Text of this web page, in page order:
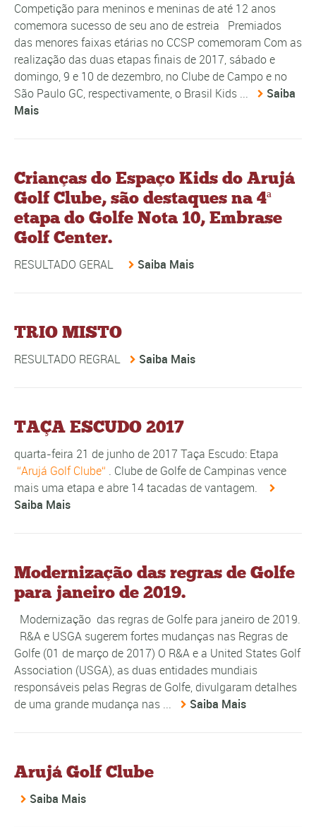
Competição para meninos e meninas de até 12 anos
comemora sucesso de seu ano de estreia Premiados
das menores faixas etárias no CCSP comemoram Com as
realização das duas etapas finais de 2017, sábado e
domingo, 9 e 10 de dezembro, no Clube de Campo e no
São Paulo GC, respectivamente, o Brasil Kids ...
Saiba
Mais
Crianças do Espaço Kids do Arujá
Golf Clube, são destaques na 4ª
etapa do Golfe Nota 10, Embrase
Golf Center.
RESULTADO GERAL Saiba Mais
TRIO MISTO
RESULTADO REGRAL Saiba Mais
TAÇA ESCUDO 2017
quarta-feira 21 de junho de 2017 Taça Escudo: Etapa
Arujá Golf Clube . Clube de Golfe de Campinas vence
mais uma etapa e abre 14 tacadas de vantagem.
Saiba Mais
Modernização das regras de Golfe
para janeiro de 2019.
Modernização das regras de Golfe para janeiro de 2019.
R&A e USGA sugerem fortes mudanças nas Regras de
Golfe (01 de março de 2017) O R&A e a United States Golf
Association (USGA), as duas entidades mundiais
responsáveis pelas Regras de Golfe, divulgaram detalhes
de uma grande mudança nas ...
Saiba Mais
Arujá Golf Clube
Saiba Mais